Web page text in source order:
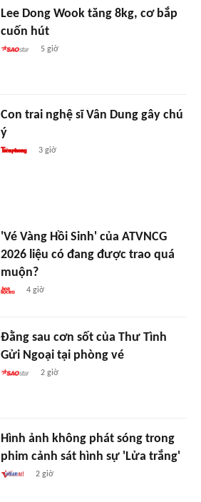
Lee Dong Wook tăng 8kg, cơ bắp
cuốn hút
5 giờ
Con trai nghệ sĩ Vân Dung gây chú
ý
3 giờ
'Vé Vàng Hồi Sinh' của ATVNCG
2026 liệu có đang được trao quá
muộn?
4 giờ
Đằng sau cơn sốt của Thư Tình
Gửi Ngoại tại phòng vé
2 giờ
Hình ảnh không phát sóng trong
phim cảnh sát hình sự 'Lửa trắng'
2 giờ